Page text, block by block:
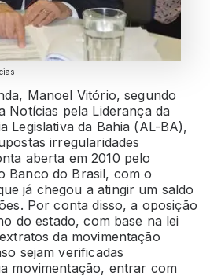
Manoel Vitório, segundo
Notícias pela Liderança da
Legislativa da Bahia (AL-BA),
irregularidades
aberta em 2010 pelo
Banco do Brasil, com o
já chegou a atingir um saldo
Por conta disso, a oposição
do estado, com base na lei
da movimentação
sejam verificadas
movimentação, entrar com